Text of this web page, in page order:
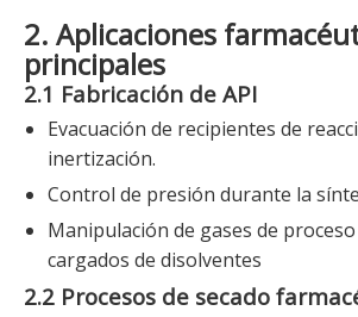
2. Aplicaciones
principales
2.1 Fabricación de API
Evacuación de recipientes de
inertización.
Control de presión durante la
Manipulación de gases de
cargados de disolventes
2.2 Procesos de secado